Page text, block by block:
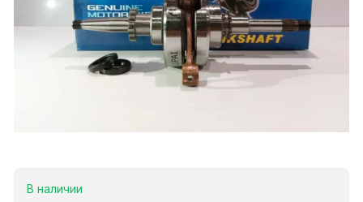
В наличии